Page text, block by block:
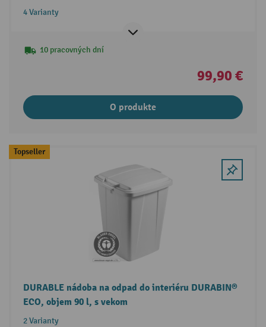
4 Varianty
10 pracovných dní
99,90 €
O produkte
Topseller
DURABLE nádoba na odpad do interiéru DURABIN®
ECO, objem 90 l, s vekom
2 Varianty